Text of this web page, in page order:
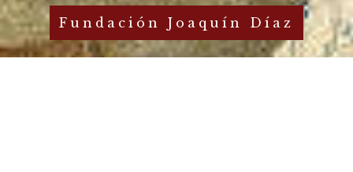
Fundación Joaquín Díaz